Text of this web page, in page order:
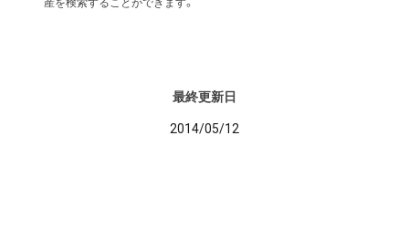
産を検索することができます。
最終更新日
2014/05/12